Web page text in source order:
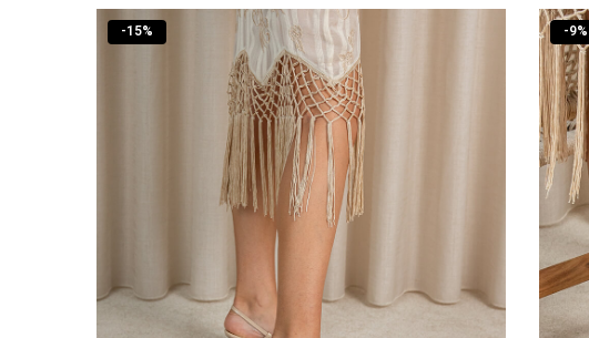
-15% -9%